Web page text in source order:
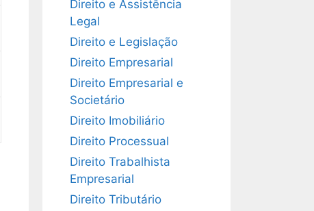
Direito e Assistência
Legal
Direito e Legislação
Direito Empresarial
Direito Empresarial e
Societário
Direito Imobiliário
Direito Processual
Direito Trabalhista
Empresarial
Direito Tributário